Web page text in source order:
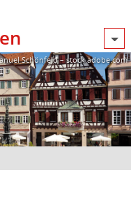
Schönfeld – stock.adobe.com